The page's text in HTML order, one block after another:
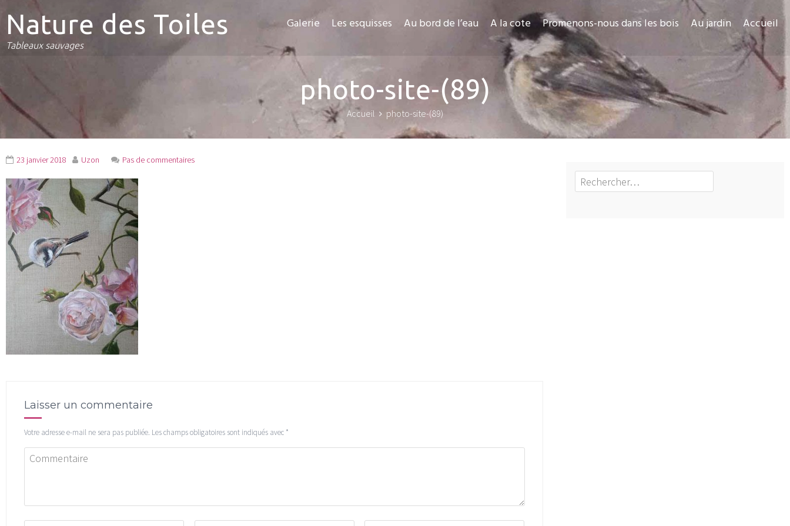
Nature des Toiles
Tableaux sauvages
Galerie Les esquisses Au bord de l’eau A la cote Promenons-nous dans les bois Au jardin Accueil
photo-site-(89)
Accueil photo-site-(89)
23 janvier 2018 Uzon Pas de commentaires
Laisser un commentaire
Votre adresse e-mail ne sera pas publiée. Les champs obligatoires sont indiqués avec *
Rechercher :